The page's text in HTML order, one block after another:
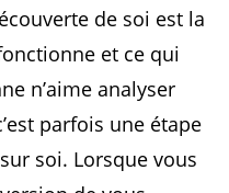
de soi est la
et ce qui
n’aime analyser
parfois une étape
soi. Lorsque vous